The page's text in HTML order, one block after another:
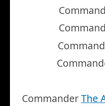
CommanderThe